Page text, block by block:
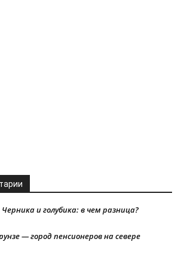
Черника и голубика: в чем разница?
— город пенсионеров на севере